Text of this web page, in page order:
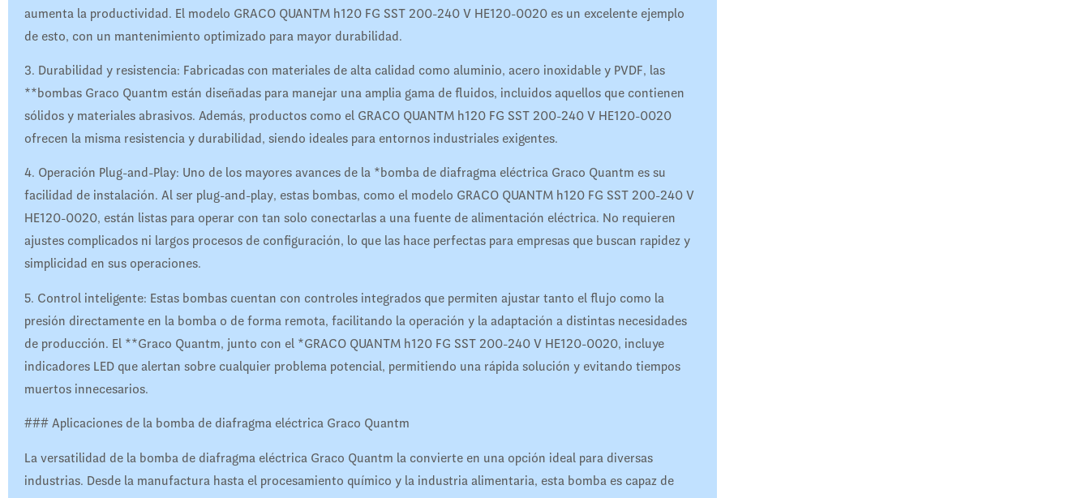
aumenta la productividad. El modelo GRACO QUANTM h120 FG SST 200-240 V HE120-0020 es un excelente ejemplo
de esto, con un mantenimiento optimizado para mayor durabilidad.
3. Durabilidad y resistencia: Fabricadas con materiales de alta calidad como aluminio, acero inoxidable y PVDF, las
**bombas Graco Quantm están diseñadas para manejar una amplia gama de fluidos, incluidos aquellos que contienen
sólidos y materiales abrasivos. Además, productos como el GRACO QUANTM h120 FG SST 200-240 V HE120-0020
ofrecen la misma resistencia y durabilidad, siendo ideales para entornos industriales exigentes.
4. Operación Plug-and-Play: Uno de los mayores avances de la *bomba de diafragma eléctrica Graco Quantm es su
facilidad de instalación. Al ser plug-and-play, estas bombas, como el modelo GRACO QUANTM h120 FG SST 200-240 V
HE120-0020, están listas para operar con tan solo conectarlas a una fuente de alimentación eléctrica. No requieren
ajustes complicados ni largos procesos de configuración, lo que las hace perfectas para empresas que buscan rapidez y
simplicidad en sus operaciones.
5. Control inteligente: Estas bombas cuentan con controles integrados que permiten ajustar tanto el flujo como la
presión directamente en la bomba o de forma remota, facilitando la operación y la adaptación a distintas necesidades
de producción. El **Graco Quantm, junto con el *GRACO QUANTM h120 FG SST 200-240 V HE120-0020, incluye
indicadores LED que alertan sobre cualquier problema potencial, permitiendo una rápida solución y evitando tiempos
muertos innecesarios.
### Aplicaciones de la bomba de diafragma eléctrica Graco Quantm
La versatilidad de la bomba de diafragma eléctrica Graco Quantm la convierte en una opción ideal para diversas
industrias. Desde la manufactura hasta el procesamiento químico y la industria alimentaria, esta bomba es capaz de